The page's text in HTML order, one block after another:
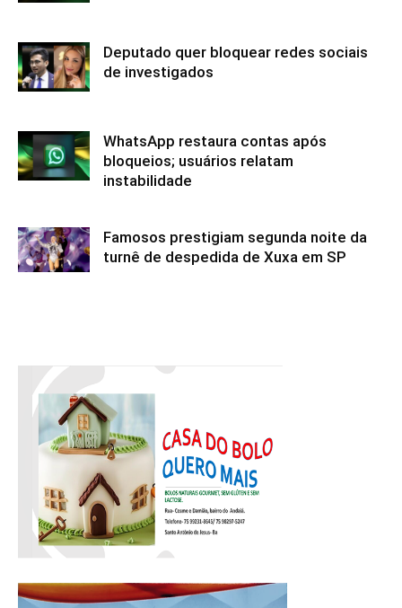
Deputado quer bloquear redes sociais
de investigados
WhatsApp restaura contas após
bloqueios; usuários relatam
instabilidade
Famosos prestigiam segunda noite da
turnê de despedida de Xuxa em SP